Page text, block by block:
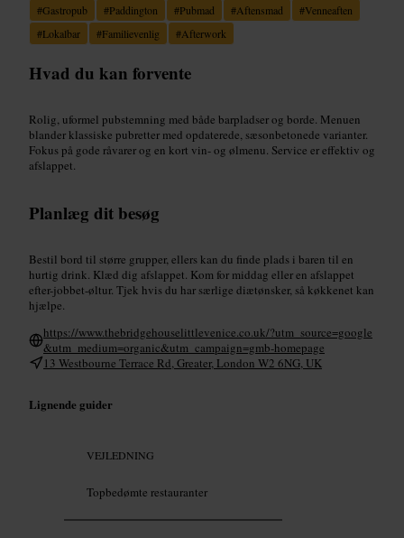
#Gastropub #Paddington #Pubmad #Aftensmad #Venneaften
#Lokalbar #Familievenlig #Afterwork
Hvad du kan forvente
Rolig, uformel pubstemning med både barpladser og borde. Menuen
blander klassiske pubretter med opdaterede, sæsonbetonede varianter.
Fokus på gode råvarer og en kort vin- og ølmenu. Service er effektiv og
afslappet.
Planlæg dit besøg
Bestil bord til større grupper, ellers kan du finde plads i baren til en
hurtig drink. Klæd dig afslappet. Kom for middag eller en afslappet
efter-jobbet-øltur. Tjek hvis du har særlige diætønsker, så køkkenet kan
hjælpe.
https://www.thebridgehouselittlevenice.co.uk/?utm_source=google
&utm_medium=organic&utm_campaign=gmb-homepage
13 Westbourne Terrace Rd, Greater, London W2 6NG, UK
Lignende guider
VEJLEDNING
Topbedømte restauranter